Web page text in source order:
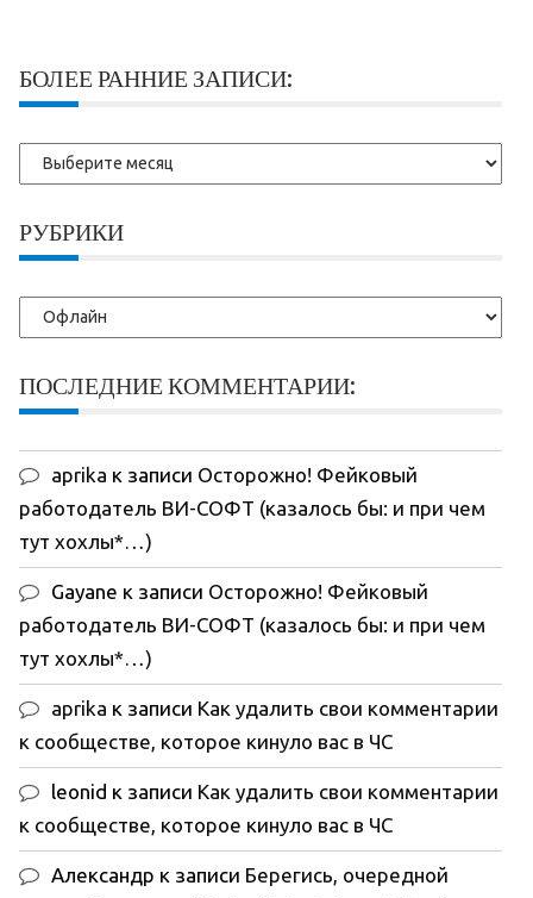
БОЛЕЕ РАННИЕ ЗАПИСИ:
Более
ранние
РУБРИКИ
Рубрики
ПОСЛЕДНИЕ КОММЕНТАРИИ:
aprika к записи Осторожно! Фейковый
работодатель ВИ-СОФТ (казалось бы: и при чем
тут хохлы*…)
Gayane к записи Осторожно! Фейковый
работодатель ВИ-СОФТ (казалось бы: и при чем
тут хохлы*…)
aprika к записи Как удалить свои комментарии
к сообществе, которое кинуло вас в ЧС
leonid к записи Как удалить свои комментарии
к сообществе, которое кинуло вас в ЧС
Александр к записи Берегись, очередной